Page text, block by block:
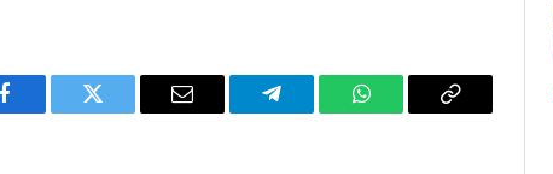
Facebook Twitter Email Telegram WhatsAppCopy